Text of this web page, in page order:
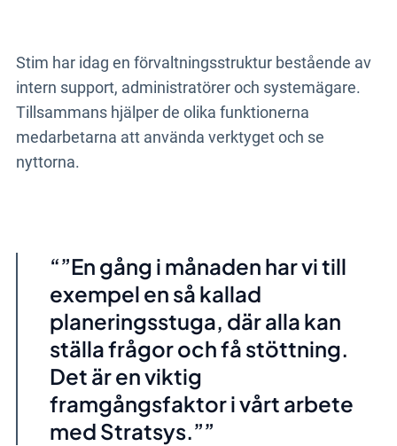
Stim har idag en förvaltningsstruktur bestående av
intern support, administratörer och systemägare.
Tillsammans hjälper de olika funktionerna
medarbetarna att använda verktyget och se
nyttorna.
”En gång i månaden har vi till
exempel en så kallad
planeringsstuga, där alla kan
ställa frågor och få stöttning.
Det är en viktig
framgångsfaktor i vårt arbete
med Stratsys.”